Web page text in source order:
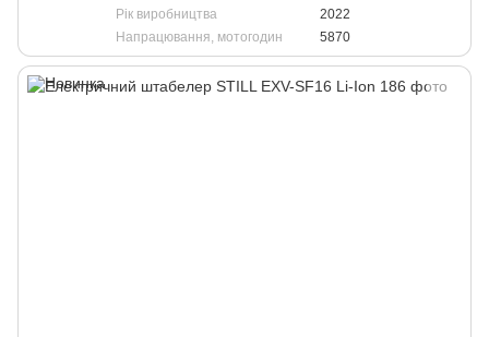
Рік виробництва
2022
Напрацювання, мотогодин
5870